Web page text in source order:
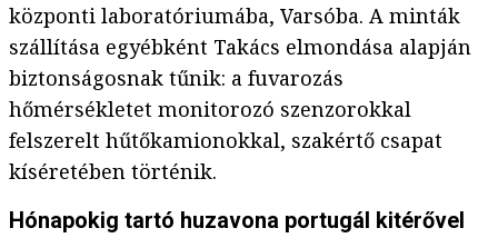
központi laboratóriumába, Varsóba. A minták
szállítása egyébként Takács elmondása alapján
biztonságosnak tűnik: a fuvarozás
hőmérsékletet monitorozó szenzorokkal
felszerelt hűtőkamionokkal, szakértő csapat
kíséretében történik.
Hónapokig tartó huzavona portugál kitérővel